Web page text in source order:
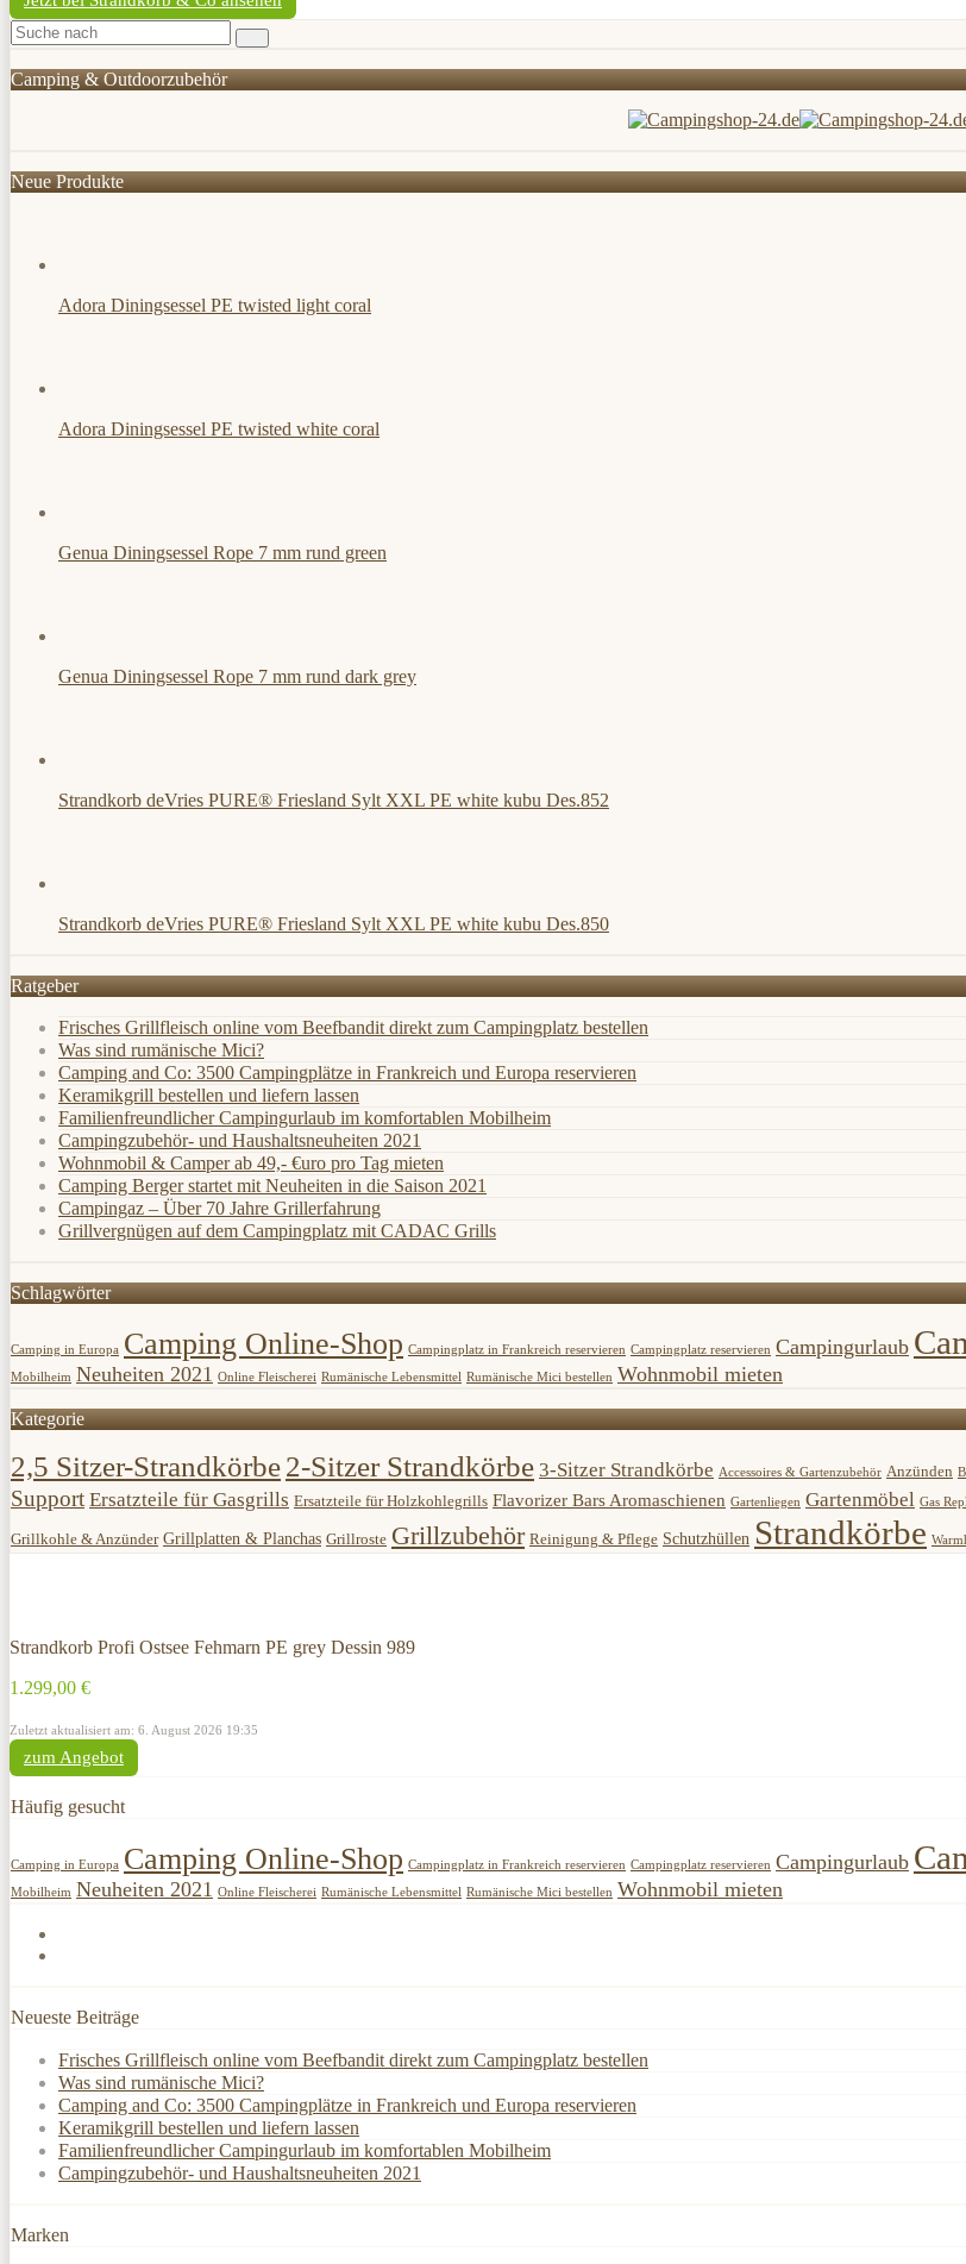
Camping & Outdoorzubehör
Neue Produkte
Adora Diningsessel PE twisted light coral
Adora Diningsessel PE twisted white coral
Genua Diningsessel Rope 7 mm rund green
Genua Diningsessel Rope 7 mm rund dark grey
Strandkorb deVries PURE® Friesland Sylt XXL PE white kubu Des.852
Strandkorb deVries PURE® Friesland Sylt XXL PE white kubu Des.850
Ratgeber
Frisches Grillfleisch online vom Beefbandit direkt zum Campingplatz bestellen
Was sind rumänische Mici?
Camping and Co: 3500 Campingplätze in Frankreich und Europa reservieren
Keramikgrill bestellen und liefern lassen
Familienfreundlicher Campingurlaub im komfortablen Mobilheim
Campingzubehör- und Haushaltsneuheiten 2021
Wohnmobil & Camper ab 49,- €uro pro Tag mieten
Camping Berger startet mit Neuheiten in die Saison 2021
Campingaz – Über 70 Jahre Grillerfahrung
Grillvergnügen auf dem Campingplatz mit CADAC Grills
Schlagwörter
Camping in Europa Camping Online-Shop Campingplatz in Frankreich reservieren Campingplatz reservieren Campingurlaub
Mobilheim Neuheiten 2021 Online Fleischerei Rumänische Lebensmittel Rumänische Mici bestellen Wohnmobil mieten
Kategorie
2,5 Sitzer-Strandkörbe2-Sitzer Strandkörbe 3-Sitzer Strandkörbe Accessoires & Gartenzubehör Anzünden
Support Ersatzteile für Gasgrills Ersatzteile für Holzkohlegrills Flavorizer Bars Aromaschienen Gartenliegen Gartenmöbel Gas
Grillkohle & Anzünder Grillplatten & Planchas Grillroste Grillzubehör Reinigung & Pflege Schutzhüllen Strandkörbe
Strandkorb Profi Ostsee Fehmarn PE grey Dessin 989
1.299,00 €
Zuletzt aktualisiert am: 6. August 2026 19:35
zum Angebot
Häufig gesucht
Camping in Europa Camping Online-Shop Campingplatz in Frankreich reservieren Campingplatz reservieren Campingurlaub
Mobilheim Neuheiten 2021 Online Fleischerei Rumänische Lebensmittel Rumänische Mici bestellen Wohnmobil mieten
Neueste Beiträge
Frisches Grillfleisch online vom Beefbandit direkt zum Campingplatz bestellen
Was sind rumänische Mici?
Camping and Co: 3500 Campingplätze in Frankreich und Europa reservieren
Keramikgrill bestellen und liefern lassen
Familienfreundlicher Campingurlaub im komfortablen Mobilheim
Campingzubehör- und Haushaltsneuheiten 2021
Marken